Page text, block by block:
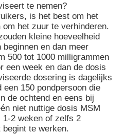
te nemen?
is het best om het
het zuur te verhinderen.
kleine hoeveelheid
en dan meer
500 tot 1000 milligrammen
een week en dan de dosis
dosering is dagelijks
150 pondpersoon die
de ochtend en eens bij
niet nuttige dosis MSM
1-2 weken of zelfs 2
begint te werken.